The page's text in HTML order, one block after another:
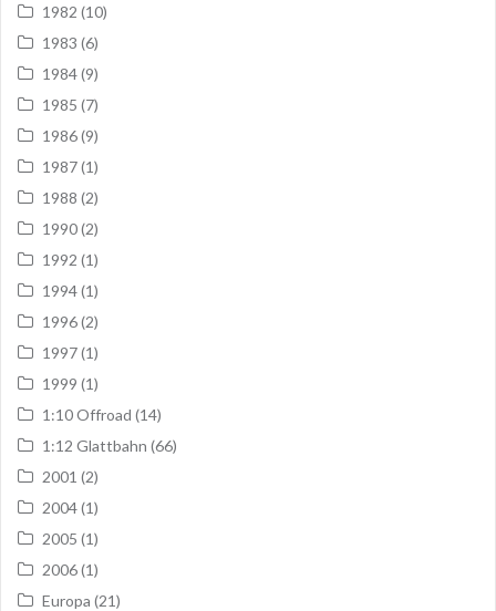
1982 (10)
1983 (6)
1984(9)
1985 (7)
1986(9)
1987(1)
1988 (2)
1990(2)
1992 (1)
1994(1)
1996(2)
1997(1)
1999 (1)
1:10 Offroad (14)
1:12 Glattbahn (66)
2001 (2)
2004(1)
2005 (1)
2006(1)
Europa (21)